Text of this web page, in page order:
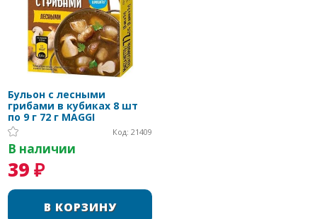
Бульон с лесными
грибами в кубиках 8 шт
по 9 г 72 г MAGGI
Код: 21409
В наличии
39 ₽